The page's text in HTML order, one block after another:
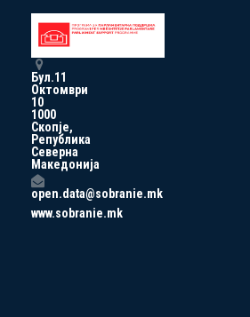
Бул.11
Октомври
10
1000
Скопје,
Република
Северна
Македонија
open.data@sobranie.mk
www.sobranie.mk